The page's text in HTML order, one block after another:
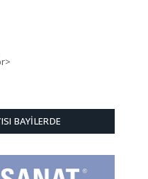
BAYILERDE